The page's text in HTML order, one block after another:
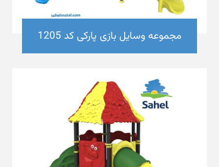
مجموعه وسایل بازی پارکی کد 1205